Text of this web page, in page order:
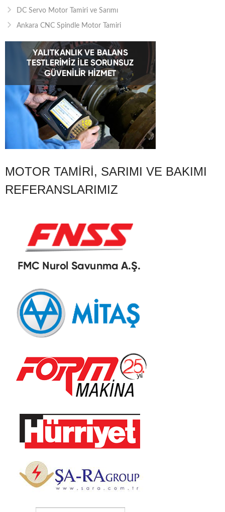
DC Servo Motor Tamiri ve Sarımı
Ankara CNC Spindle Motor Tamiri
MOTOR TAMIRI, SARIMI VE BAKIMI
REFERANSLARIMIZ